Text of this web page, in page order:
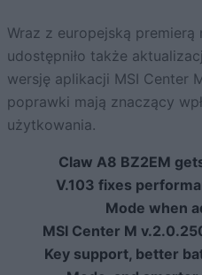
Wraz z europejską
udostępniło także
wersję aplikacji MSI Center
poprawki mają znaczący
użytkowania.
Claw A8 BZ2EM
V.103 fixes
Mode when
MSI Center M
Key support, better